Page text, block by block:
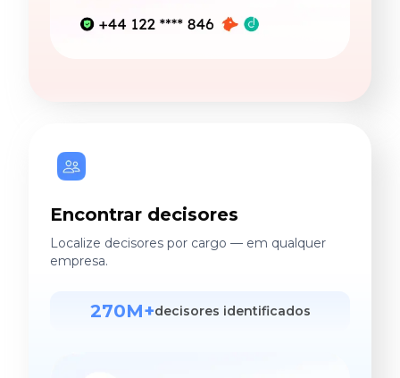
Encontrar decisores
Localize decisores por cargo — em qualquer
empresa.
270M+decisores identificados